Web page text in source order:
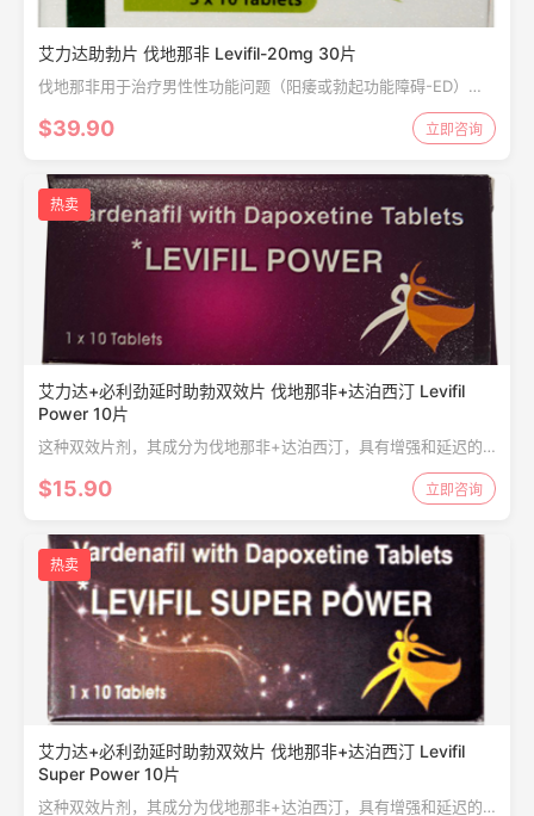
艾力达助勃片 伐地那非 Levifil-20mg 30片
伐地那非用于治疗男性性功能问题（阳痿或勃起功能障碍-ED）。
结合性刺激，伐地那非的作用是增加流向阴茎的血液，以帮助一个
人勃起并保持勃起。
$39.90 立即咨询
热卖
艾力达+必利劲延时助勃双效片 伐地那非+达泊西汀 Levifil
Power 10片
这种双效片剂，其成分为伐地那非+达泊西汀，具有增强和延迟的
双重作用，用于增强阴茎勃起硬度并延长活动时间，服用后15-20
分钟可用于刺激性爱效果刺激。
$15.90 立即咨询
热卖
艾力达+必利劲延时助勃双效片 伐地那非+达泊西汀 Levifil
Super Power 10片
这种双效片剂，其成分为伐地那非+达泊西汀，具有增强和延迟的